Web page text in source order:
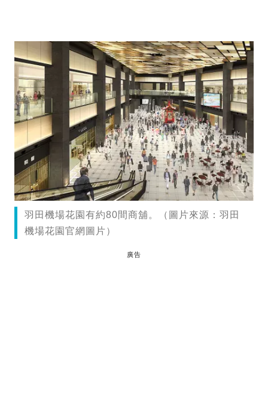
羽田機場花園有約80間商舖。（圖片來源：羽田
機場花園官網圖片）
廣告